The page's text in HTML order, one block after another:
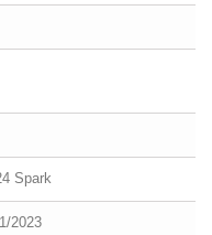
Spark
2023